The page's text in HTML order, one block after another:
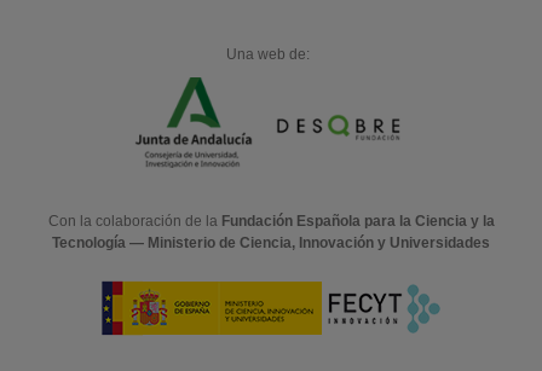
Una web de:
Con la colaboración de la Fundación Española para la Ciencia y la
Tecnología — Ministerio de Ciencia, Innovación y Universidades